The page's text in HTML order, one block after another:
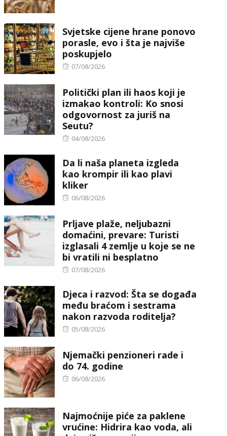
Svjetske cijene hrane ponovo
porasle, evo i šta je najviše
poskupjelo
Posted
07/08/2026
Politički plan ili haos koji je
izmakao kontroli: Ko snosi
odgovornost za juriš na
Seutu?
Posted
04/08/2026
Da li naša planeta izgleda
kao krompir ili kao plavi
kliker
Posted
06/08/2026
Prljave plaže, neljubazni
domaćini, prevare: Turisti
izglasali 4 zemlje u koje se ne
bi vratili ni besplatno
Posted
07/08/2026
Djeca i razvod: Šta se događa
među braćom i sestrama
nakon razvoda roditelja?
Posted
05/08/2026
Njemački penzioneri rade i
do 74. godine
Posted
06/08/2026
Najmoćnije piće za paklene
vrućine: Hidrira kao voda, ali